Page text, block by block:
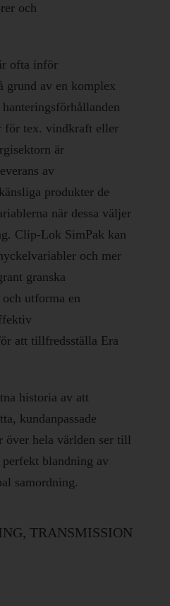
och
ofta inför
grund av en komplex
för tex. vindkraft eller
är
av
produkter de
när dessa väljer
Clip-Lok SimPak kan
och mer
granska
utforma en
att tillfredsställa Era
historia av att
kundanpassade
över hela världen ser till
blandning av
samordning.
TRANSMISSION